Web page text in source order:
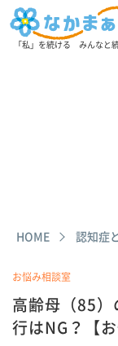
「私」を続ける みんなと
HOME 認知症
お悩み相談室
高齢母（85
行はNG？【お